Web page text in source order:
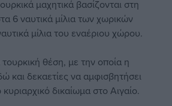
μαχητικά βασίζονται στη
6 ναυτικά μίλια των χωρικών
μίλια του εναέριου χώρου.
τουρκική θέση, με την οποία η
και δεκαετίες να αμφισβητήσει
δικαίωμα στο Αιγαίο.